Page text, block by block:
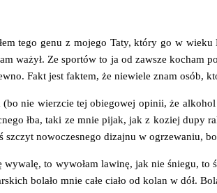
tego genu z moje­go Taty, któ­ry go w
ważył. Ze spor­tów to ja od zawsze kocham
Fakt jest fak­tem, że nie­wie­le znam osób,
nie wierz­cie tej obie­go­wej opi­nii, że
łba, taki ze mnie pijak, jak z koziej
nowo­cze­sne­go dizaj­nu w ogrze­wa­niu,
to wywo­łam lawi­nę, jak nie śnie­gu,
bola­ło mnie całe cia­ło od kolan w dół.